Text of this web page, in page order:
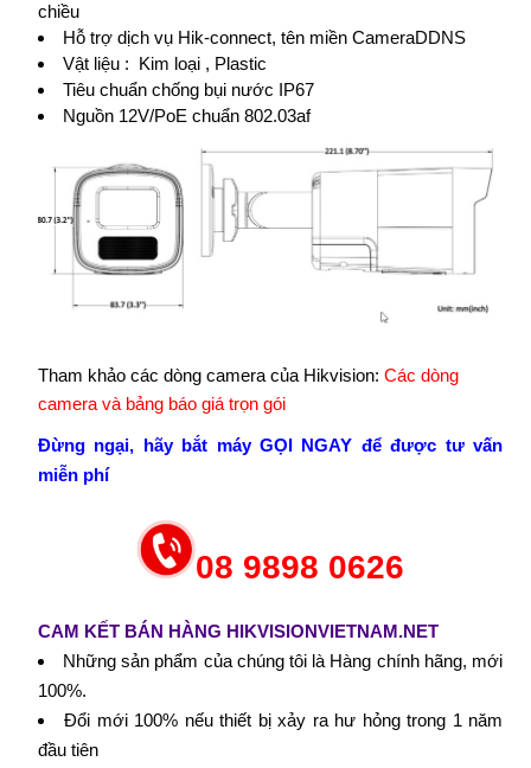
chiều
Hỗ trợ dịch vụ Hik-connect, tên miền CameraDDNS
Vật liệu : Kim loại , Plastic
Tiêu chuẩn chống bụi nước IP67
Nguồn 12V/PoE chuẩn 802.03af
Tham khảo các dòng camera của Hikvision: Các dòng
camera và bảng báo giá trọn gói
Đừng ngại, hãy bắt máy GỌI NGAY để được tư vấn
miễn phí
08 9898 0626
CAM KẾT BÁN HÀNG HIKVISIONVIETNAM.NET
Những sản phẩm của chúng tôi là Hàng chính hãng, mới
100%.
Đổi mới 100% nếu thiết bị xảy ra hư hỏng trong 1 năm
đầu tiên